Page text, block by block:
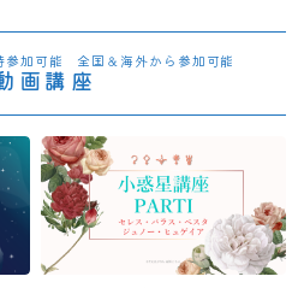
参加可能 全国＆海外から参加可能
画講座